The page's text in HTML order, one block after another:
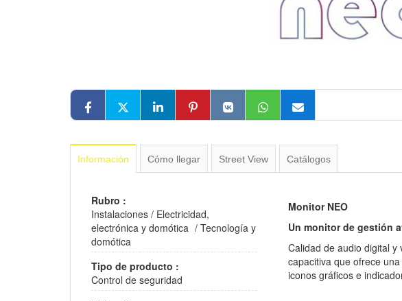
Información Cómo llegar Street View Catálogos
Rubro :
Instalaciones / Electricidad,
electrónica y domótica / Tecnología y
domótica
Tipo de producto :
Control de seguridad
Monitor NEO
Un monitor de gestión
Calidad de audio digital
capacitiva que ofrece
iconos gráficos e